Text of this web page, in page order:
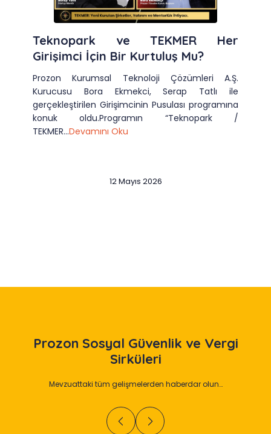
Teknopark ve TEKMER Her
Girişimci İçin Bir Kurtuluş Mu?
Prozon Kurumsal Teknoloji Çözümleri A.Ş.
Kurucusu Bora Ekmekci, Serap Tatlı ile
gerçekleştirilen Girişimcinin Pusulası programına
konuk oldu.Programın “Teknopark /
TEKMER...Devamını Oku
12 Mayıs 2026
Prozon Sosyal Güvenlik ve Vergi
Sirküleri
Mevzuattaki tüm gelişmelerden haberdar olun…